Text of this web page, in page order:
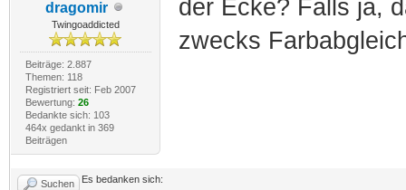
dragomir
Twingoaddicted
Beiträge: 2.887
Themen: 118
Registriert seit: Feb 2007
Bewertung: 26
Bedankte sich: 103
464x gedankt in 369
Beiträgen
der Ecke? Falls ja,
zwecks
Suchen Es bedanken sich: